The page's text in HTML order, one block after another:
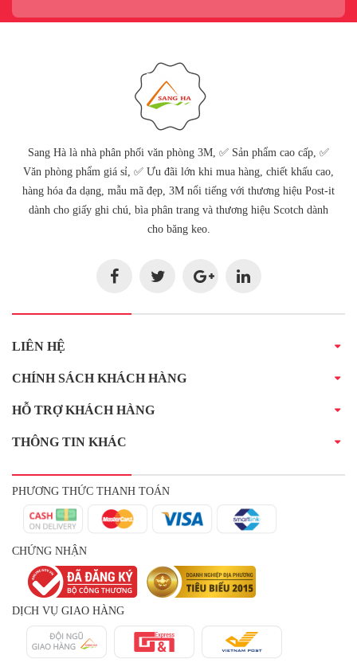
Sang Hà là nhà phân phối văn phòng 3M, ✅ Sản phẩm cao cấp, ✅
Văn phòng phẩm giá sỉ, ✅ Ưu đãi lớn khi mua hàng, chiết khấu cao,
hàng hóa đa dạng, mẫu mã đẹp, 3M nổi tiếng với thương hiệu Post-it
dành cho giấy ghi chú, bìa phân trang và thương hiệu Scotch dành
cho băng keo.
LIÊN HỆ
CHÍNH SÁCH KHÁCH HÀNG
HỖ TRỢ KHÁCH HÀNG
THÔNG TIN KHÁC
PHƯƠNG THỨC THANH TOÁN
CHỨNG NHẬN
DỊCH VỤ GIAO HÀNG